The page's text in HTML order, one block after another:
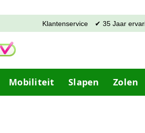
Klantenservice ✔ 35 Jaar
Mobiliteit Slapen Zolen